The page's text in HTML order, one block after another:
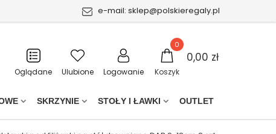
e-mail: sklep@polskieregaly.pl
Oglądane Ulubione Logowanie Koszyk
0
0,00 zł
SKRZYNIE STOŁY I ŁAWKI OUTLET